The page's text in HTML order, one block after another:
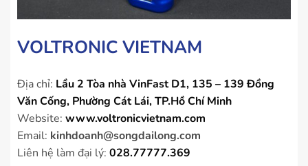
VOLTRONIC VIETNAM
Địa chỉ: Lầu 2 Tòa nhà VinFast D1, 135 – 139 Đồng
Văn Cống, Phường Cát Lái, TP.Hồ Chí Minh
Website: www.voltronicvietnam.com
Email: kinhdoanh@songdailong.com
Liên hệ làm đại lý: 028.77777.369